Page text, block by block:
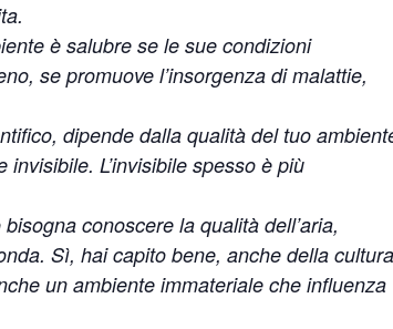
è salubre se le sue condizioni
se promuove l’insorgenza di malattie,
dipende dalla qualità del tuo
L’invisibile spesso è più
conoscere la qualità dell’aria,
Sì, hai capito bene, anche della
un ambiente immateriale che influenza